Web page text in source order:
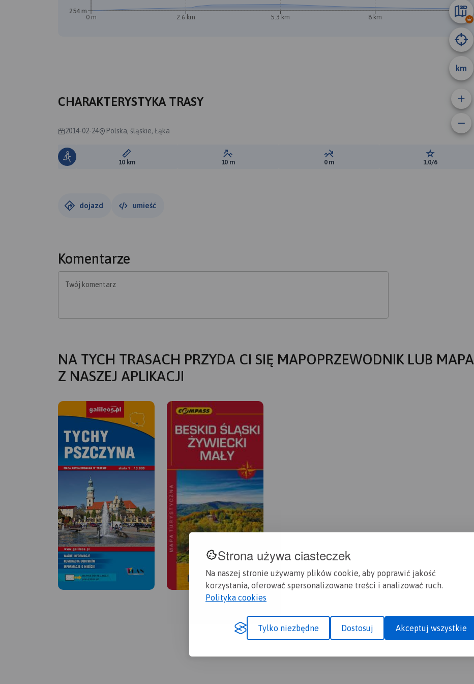
Strona używa ciasteczek
Na naszej stronie używamy plików cookie, aby poprawić jakość
korzystania, oferować spersonalizowane treści i analizować ruch.
Polityka cookies
Tylko niezbędne Dostosuj Akceptuj wszystkie
km
0 m 2.6 km 5.3 km 8 km 10 km
254 m
CHARAKTERYSTYKA TRASY
2014-02-24 Polska, śląskie, Łąka
Długość trasy:
10 km Suma przewyższeń:
10 m Suma spadków:
0 m Ocena trasy:
1.0/6
dojazd umieść
Komentarze
Twój komentarz
NA TYCH TRASACH PRZYDA CI SIĘ MAPOPRZEWODNIK LUB MAPA
Z NASZEJ APLIKACJI